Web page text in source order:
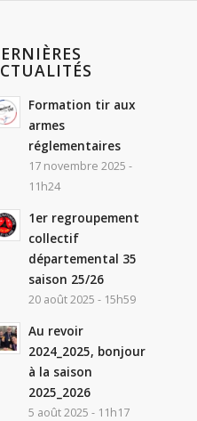
Formation tir aux
armes
réglementaires
17 novembre 2025 -
11h24
1er regroupement
collectif
départemental 35
saison 25/26
20 août 2025 - 15h59
Au revoir
2024_2025, bonjour
à la saison
2025_2026
5 août 2025 - 11h17